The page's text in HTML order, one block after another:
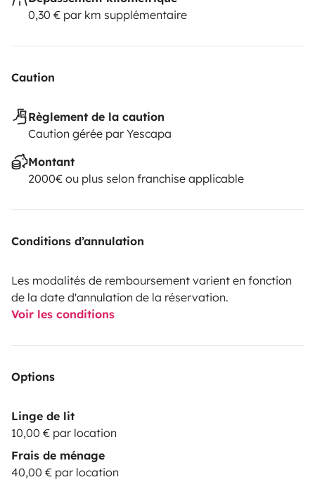
0,30 € par km supplémentaire
Caution
Règlement de la caution
Caution gérée par Yescapa
Montant
2000€ ou plus selon franchise applicable
Conditions d’annulation
Les modalités de remboursement varient en fonction
de la date d'annulation de la réservation.
Voir les conditions
Options
Linge de lit
10,00 € par location
Frais de ménage
40,00 € par location